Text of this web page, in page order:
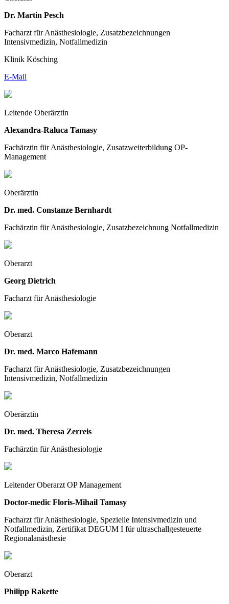
Dr. Martin Pesch
Facharzt für Anästhesiologie, Zusatzbezeichnungen
Intensivmedizin, Notfallmedizin
Klinik Kösching
E-Mail
Leitende Oberärztin
Alexandra-Raluca Tamasy
Fachärztin für Anästhesiologie, Zusatzweiterbildung OP-
Management
Oberärztin
Dr. med. Constanze Bernhardt
Fachärztin für Anästhesiologie, Zusatzbezeichnung Notfallmedizin
Oberarzt
Georg Dietrich
Facharzt für Anästhesiologie
Oberarzt
Dr. med. Marco Hafemann
Facharzt für Anästhesiologie, Zusatzbezeichnungen
Intensivmedizin, Notfallmedizin
Oberärztin
Dr. med. Theresa Zerreis
Fachärztin für Anästhesiologie
Leitender Oberarzt OP Management
Doctor-medic Floris-Mihail Tamasy
Facharzt für Anästhesiologie, Spezielle Intensivmedizin und
Notfallmedizin, Zertifikat DEGUM I für ultraschallgesteuerte
Regionalanästhesie
Oberarzt
Philipp Rakette